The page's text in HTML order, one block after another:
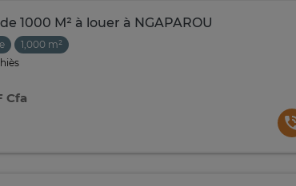
1000 M² à louer à NGAPAROU
1,000 m²
Cfa